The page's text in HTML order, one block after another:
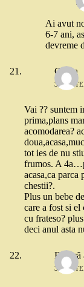
18
Ai avut
6-7 ani,
devreme
Giulia
30
Vai ?? suntem
prima,plans
acomodarea?
tot ies de nu
frumos. A
acasa,ca
chestii?.
Plus un bebe
care a fost si el
cu frateso?
deci anul asta
Bănică
30